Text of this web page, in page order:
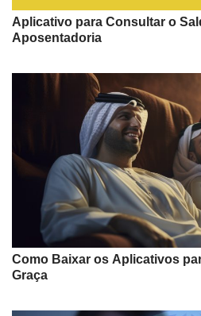
Aplicativo para Consultar o
Aposentadoria
Como Baixar os Aplicativos
Graça